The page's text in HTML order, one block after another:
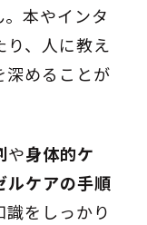
本やインタ
り、人に教え
深めることが
や身体的ケ
ルケアの手順
をしっかり